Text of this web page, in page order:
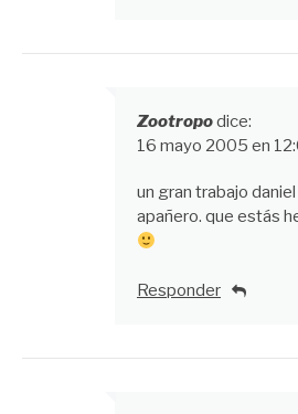
Zootropodice:
16 mayo 2005 en
un gran trabajo daniel
apañero. que estás
Responder